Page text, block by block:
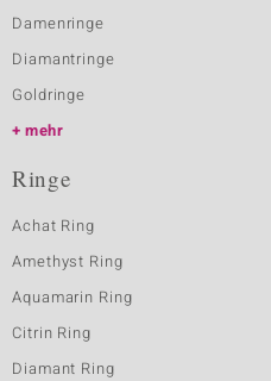
Damenringe
Diamantringe
Goldringe
mehr
Ringe
Achat Ring
Amethyst Ring
Aquamarin Ring
Citrin Ring
Diamant Ring